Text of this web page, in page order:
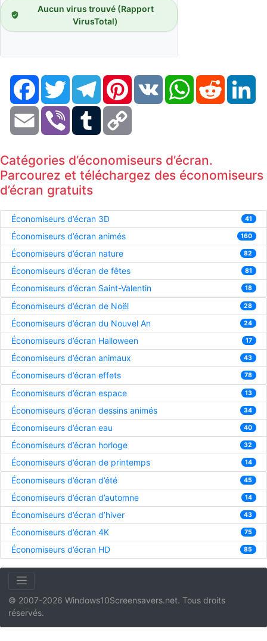
Aucun virus trouvé (Rapport
VirusTotal)
FacebookTwitter TelegramPinterestVK WhatsAppReddit
Email Viber Tumblr
Catégories d’économiseurs d’écran.
Parcourez et téléchargez des économiseurs
d’écran gratuits
Économiseurs d’écran 3D 41
Économiseurs d’écran animés 160
Économiseurs d’écran nature 82
Économiseurs d’écran de fêtes 81
Économiseurs d’écran Saint-Valentin 18
Économiseurs d’écran de Noël 28
Économiseurs d’écran du Nouvel An 24
Économiseurs d’écran Halloween 17
Économiseurs d’écran animaux 43
Économiseurs d’écran effets 78
Économiseurs d’écran espace 13
Économiseurs d’écran dessins animés 34
Économiseurs d’écran eau 40
Économiseurs d’écran horloge 32
Économiseurs d’écran de printemps 14
Économiseurs d’écran d’été 45
Économiseurs d’écran d’automne 14
Économiseurs d’écran d’hiver 43
Économiseurs d’écran 4K 75
Économiseurs d’écran HD 85
© 2007-2026 Windows10Screensavers.net. Tous droits
réservés.